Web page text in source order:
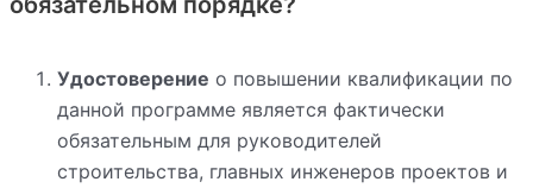
Удостоверение о повышении квалификации по
данной программе является фактически
обязательным для руководителей
строительства, главных инженеров проектов и